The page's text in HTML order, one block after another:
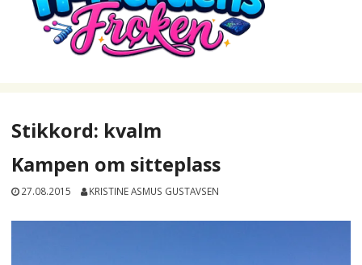
Stikkord: kvalm
Kampen om sitteplass
27.08.2015 KRISTINE ASMUS GUSTAVSEN